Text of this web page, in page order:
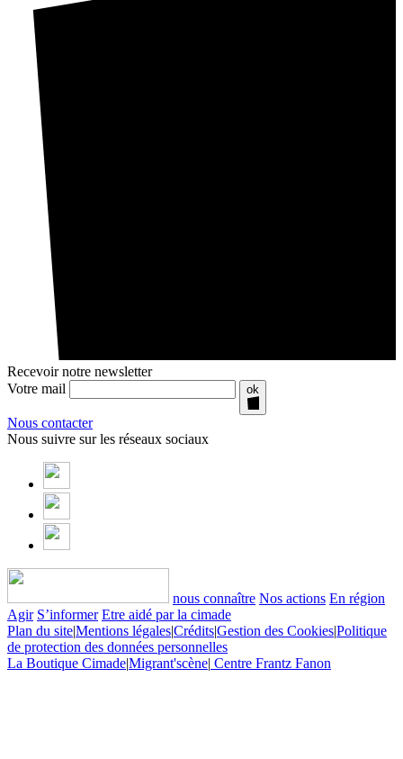
Recevoir notre newsletter
Votre mail
ok
Nous contacter
Nous suivre sur les réseaux sociaux
nous connaître Nos actions En région
Agir S’informer Etre aidé par la cimade
Plan du site|Mentions légales|Crédits|Gestion des Cookies|Politique
de protection des données personnelles
La Boutique Cimade|Migrant'scène| Centre Frantz Fanon